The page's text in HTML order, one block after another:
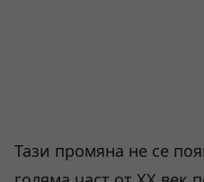
Тази промяна не се